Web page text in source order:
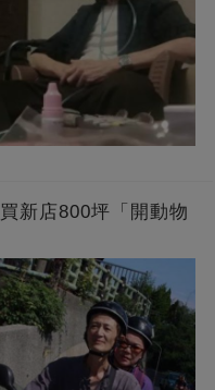
新店800坪「開動物